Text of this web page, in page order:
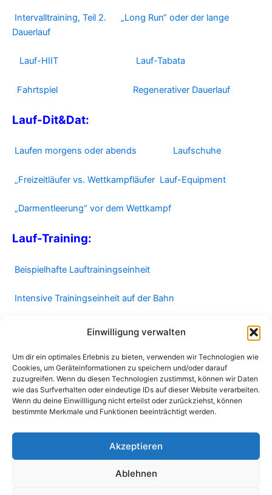
Einwilligung verwalten
Um dir ein optimales Erlebnis zu bieten, verwenden wir Technologien wie
Cookies, um Geräteinformationen zu speichern und/oder darauf
zuzugreifen. Wenn du diesen Technologien zustimmst, können wir Daten
wie das Surfverhalten oder eindeutige IDs auf dieser Website verarbeiten.
Wenn du deine Einwillligung nicht erteilst oder zurückziehst, können
bestimmte Merkmale und Funktionen beeinträchtigt werden.
Akzeptieren
Ablehnen
Intervalltraining, Teil 2.
„Long Run“ oder der lange
Dauerlauf
Lauf-HIIT Lauf-Tabata
Fahrtspiel Regenerativer Dauerlauf
Lauf-Dit&Dat:
Laufen morgens oder abends Laufschuhe
„Freizeitläufer vs. Wettkampfläufer Lauf-Equipment
„Darmentleerung“ vor dem Wettkampf
Lauf-Training:
Beispielhafte Lauftrainingseinheit
Intensive Trainingseinheit auf der Bahn
Kurze, effektive Trainingseinheit
In dem Beitrag „ Der Lauf-Adventskalender 2015“ kannst du
nachlesen, was hinter dieser Idee steckte 😀 .
Foto: „Buchmann privat“; D.Sign, Katzer-Design.de, © D.
Katzer, „Sportschuh“ – jeweils modifiziert.